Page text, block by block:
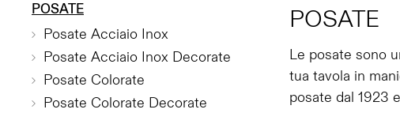
POSATE
Le posate sono
tua tavola in
posate dal 1923
POSATE
Posate Acciaio Inox
Posate Acciaio Inox Decorate
Posate Colorate
Posate Colorate Decorate